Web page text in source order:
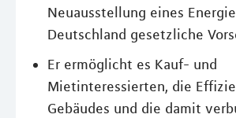
Neuausstellung eines
Deutschland gesetzliche
Er ermöglicht es Kauf- und
Mietinteressierten, die
Gebäudes und die damit